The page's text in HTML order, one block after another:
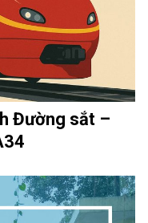
Đường sắt –